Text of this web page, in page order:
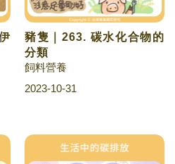
豬隻｜263. 碳水化合物的
分類
飼料營養
2023-10-31